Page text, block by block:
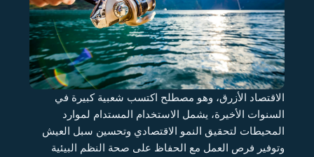
الاقتصاد الأزرق، وهو مصطلح اكتسب شعبية كبيرة في
السنوات الأخيرة، يشمل الاستخدام المستدام لموارد
المحيطات لتحقيق النمو الاقتصادي وتحسين سبل العيش
وتوفير فرص العمل مع الحفاظ على صحة النظم البيئية